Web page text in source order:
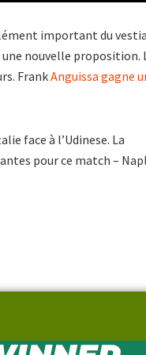
important du
nouvelle proposition.
FrankAnguissa gagne
face à l’Udinese. La
pour ce match –